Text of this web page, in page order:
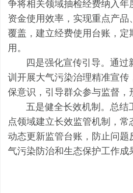
争将相关领域抽检经费纳入年
资金使用效率，实现重点产品
覆盖 ，建立经费使用台账，
用 。
四是强化宣传引导。通过
训开展大气污染治理精准宣传
保意识，引导群众参与监督，
五是健全长效机制 。 总结
点领域建立长效监管机制，常
动态更新监管台账，防止问题
气污染防治和生态保护工作成